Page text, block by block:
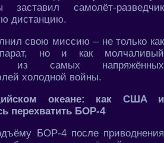
заставил самолёт-разведчик
дистанцию.
свою миссию – не только как
но и как молчаливый
из самых напряжённых
холодной войны.
океане: как США и
перехватить БОР-4
БОР-4 после приводнения